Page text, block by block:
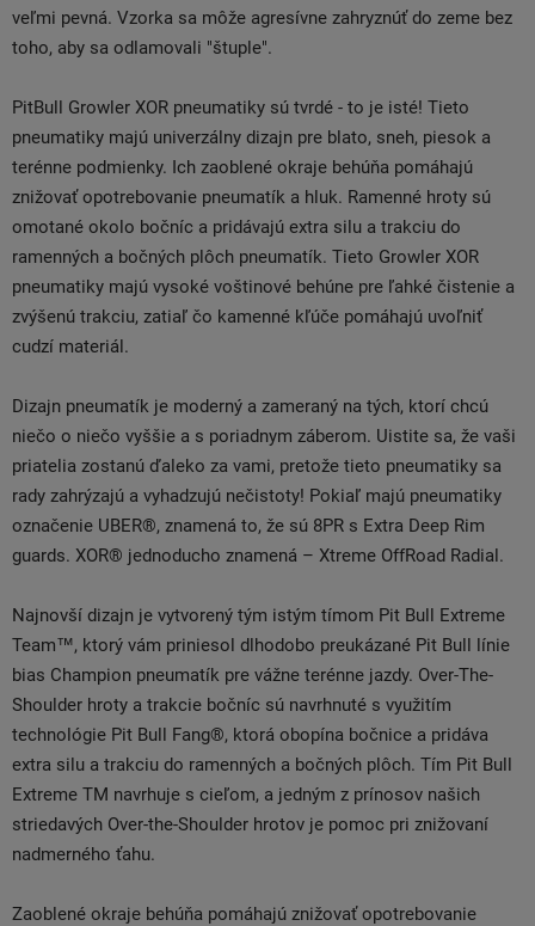
veľmi pevná. Vzorka sa môže agresívne zahryznúť do zeme bez
toho, aby sa odlamovali "štuple".
PitBull Growler XOR pneumatiky sú tvrdé - to je isté! Tieto
pneumatiky majú univerzálny dizajn pre blato, sneh, piesok a
terénne podmienky. Ich zaoblené okraje behúňa pomáhajú
znižovať opotrebovanie pneumatík a hluk. Ramenné hroty sú
omotané okolo bočníc a pridávajú extra silu a trakciu do
ramenných a bočných plôch pneumatík. Tieto Growler XOR
pneumatiky majú vysoké voštinové behúne pre ľahké čistenie a
zvýšenú trakciu, zatiaľ čo kamenné kľúče pomáhajú uvoľniť
cudzí materiál.
Dizajn pneumatík je moderný a zameraný na tých, ktorí chcú
niečo o niečo vyššie a s poriadnym záberom. Uistite sa, že vaši
priatelia zostanú ďaleko za vami, pretože tieto pneumatiky sa
rady zahrýzajú a vyhadzujú nečistoty! Pokiaľ majú pneumatiky
označenie UBER®, znamená to, že sú 8PR s Extra Deep Rim
guards. XOR® jednoducho znamená – Xtreme OffRoad Radial.
Najnovší dizajn je vytvorený tým istým tímom Pit Bull Extreme
Team™, ktorý vám priniesol dlhodobo preukázané Pit Bull línie
bias Champion pneumatík pre vážne terénne jazdy. Over-The-
Shoulder hroty a trakcie bočníc sú navrhnuté s využitím
technológie Pit Bull Fang®, ktorá obopína bočnice a pridáva
extra silu a trakciu do ramenných a bočných plôch. Tím Pit Bull
Extreme TM navrhuje s cieľom, a jedným z prínosov našich
striedavých Over-the-Shoulder hrotov je pomoc pri znižovaní
nadmerného ťahu.
Zaoblené okraje behúňa pomáhajú znižovať opotrebovanie